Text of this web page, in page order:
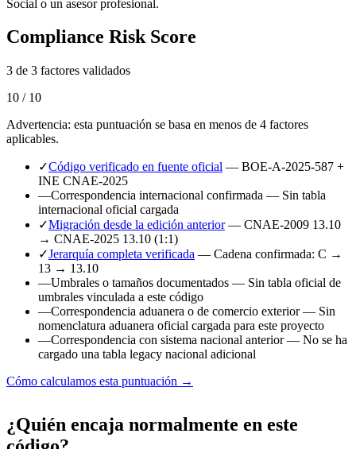
Social o un asesor profesional.
Compliance Risk Score
3 de 3 factores validados
10 / 10
Advertencia: esta puntuación se basa en menos de 4 factores
aplicables.
✓Código verificado en fuente oficial — BOE-A-2025-587 +
INE CNAE-2025
—Correspondencia internacional confirmada — Sin tabla
internacional oficial cargada
✓Migración desde la edición anterior — CNAE-2009 13.10
→ CNAE-2025 13.10 (1:1)
✓Jerarquía completa verificada — Cadena confirmada: C →
13 → 13.10
—Umbrales o tamaños documentados — Sin tabla oficial de
umbrales vinculada a este código
—Correspondencia aduanera o de comercio exterior— Sin
nomenclatura aduanera oficial cargada para este proyecto
—Correspondencia con sistema nacional anterior— No se ha
cargado una tabla legacy nacional adicional
Cómo calculamos esta puntuación →
¿Quién encaja normalmente en este